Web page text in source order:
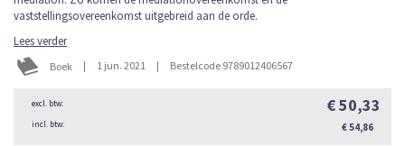
vaststellingsovereenkomst uitgebreid aan de orde.
Lees verder
Boek | 1 jun. 2021 | Bestelcode 9789012406567
€ 50,33
€ 54,86